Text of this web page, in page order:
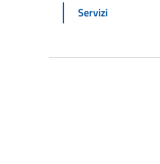
Servizi